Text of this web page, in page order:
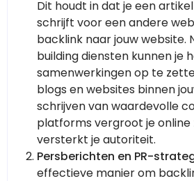
Dit houdt in dat je een
schrijft voor een andere
backlink naar jouw website.
building diensten kunnen je
samenwerkingen op te
blogs en websites binnen
schrijven van waardevolle
platforms vergroot je
versterkt je autoriteit.
Persberichten en PR-
effectieve manier om